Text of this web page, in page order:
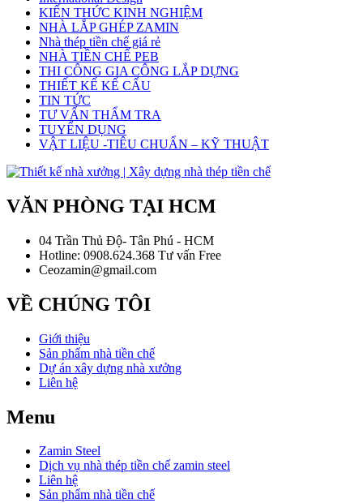
KIẾN THỨC KINH NGHIỆM
NHÀ LẮP GHÉP ZAMIN
Nhà thép tiền chế giá rẻ
NHÀ TIỀN CHẾ PEB
THI CÔNG GIA CÔNG LẮP DỰNG
THIẾT KẾ KẾ CẤU
TIN TỨC
TƯ VẤN THẨM TRA
TUYỂN DỤNG
VẬT LIỆU -TIÊU CHUẨN – KỸ THUẬT
VĂN PHÒNG TẠI HCM
04 Trần Thủ Độ- Tân Phú - HCM
Hotline: 0908.624.368 Tư vấn Free
Ceozamin@gmail.com
VỀ CHÚNG TÔI
Giới thiệu
Sản phẩm nhà tiền chế
Dự án xây dựng nhà xưởng
Liên hệ
Menu
Zamin Steel
Dịch vụ nhà thép tiền chế zamin steel
Liên hệ
Sản phẩm nhà tiền chế